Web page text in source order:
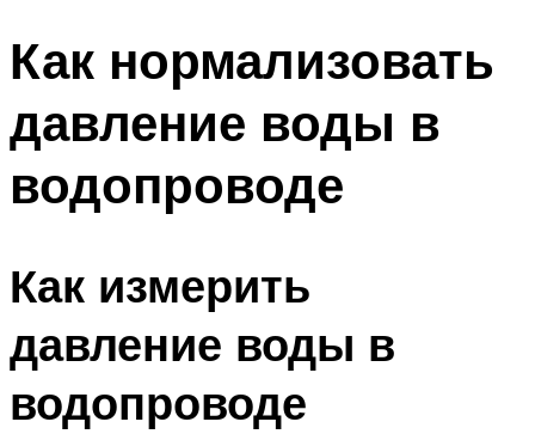
Как нормализовать
давление воды в
водопроводе
Как измерить
давление воды в
водопроводе